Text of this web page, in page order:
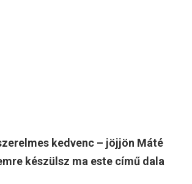
kedvenc – jöjjön Máté
készülsz ma este című dala